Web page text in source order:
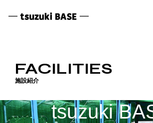
FACILITIES
施設紹介
tsuzuki